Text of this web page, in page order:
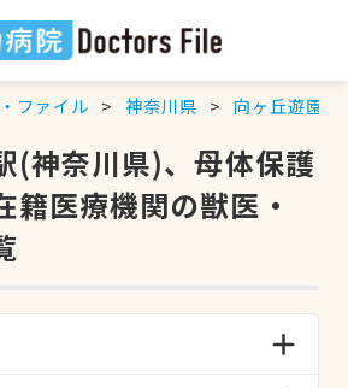
ファイル 神奈川県 向ヶ丘遊園駅
(神奈川県)、母体保護
籍医療機関の獣医・